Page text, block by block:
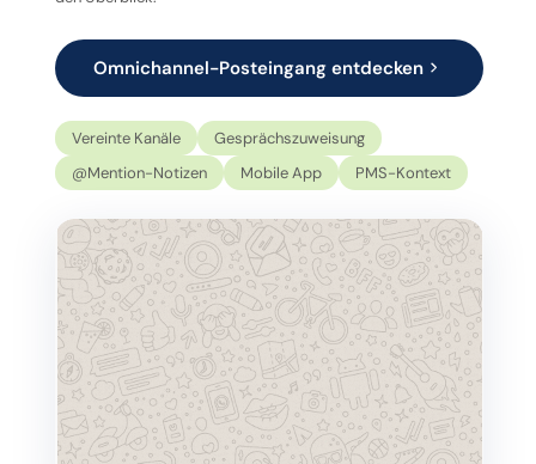
Omnichannel-Posteingang entdecken
Vereinte Kanäle
Gesprächszuweisung
@Mention-Notizen
Mobile App PMS-Kontext